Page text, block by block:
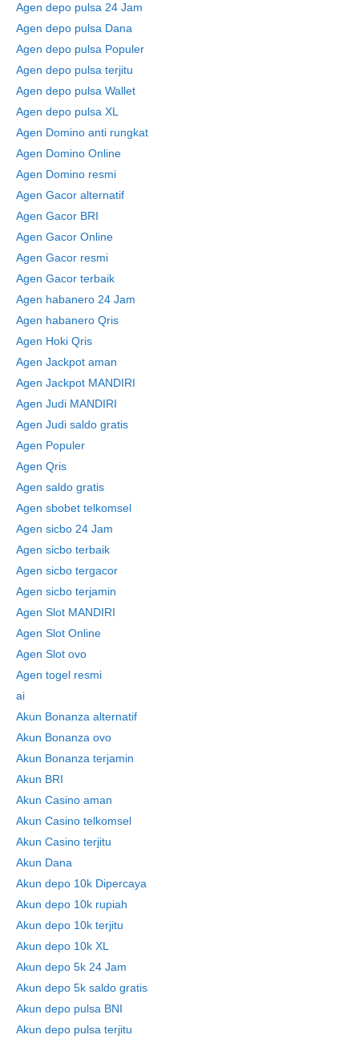
Agen depo pulsa 24 Jam
Agen depo pulsa Dana
Agen depo pulsa Populer
Agen depo pulsa terjitu
Agen depo pulsa Wallet
Agen depo pulsa XL
Agen Domino anti rungkat
Agen Domino Online
Agen Domino resmi
Agen Gacor alternatif
Agen Gacor BRI
Agen Gacor Online
Agen Gacor resmi
Agen Gacor terbaik
Agen habanero 24 Jam
Agen habanero Qris
Agen Hoki Qris
Agen Jackpot aman
Agen Jackpot MANDIRI
Agen Judi MANDIRI
Agen Judi saldo gratis
Agen Populer
Agen Qris
Agen saldo gratis
Agen sbobet telkomsel
Agen sicbo 24 Jam
Agen sicbo terbaik
Agen sicbo tergacor
Agen sicbo terjamin
Agen Slot MANDIRI
Agen Slot Online
Agen Slot ovo
Agen togel resmi
ai
Akun Bonanza alternatif
Akun Bonanza ovo
Akun Bonanza terjamin
Akun BRI
Akun Casino aman
Akun Casino telkomsel
Akun Casino terjitu
Akun Dana
Akun depo 10k Dipercaya
Akun depo 10k rupiah
Akun depo 10k terjitu
Akun depo 10k XL
Akun depo 5k 24 Jam
Akun depo 5k saldo gratis
Akun depo pulsa BNI
Akun depo pulsa terjitu